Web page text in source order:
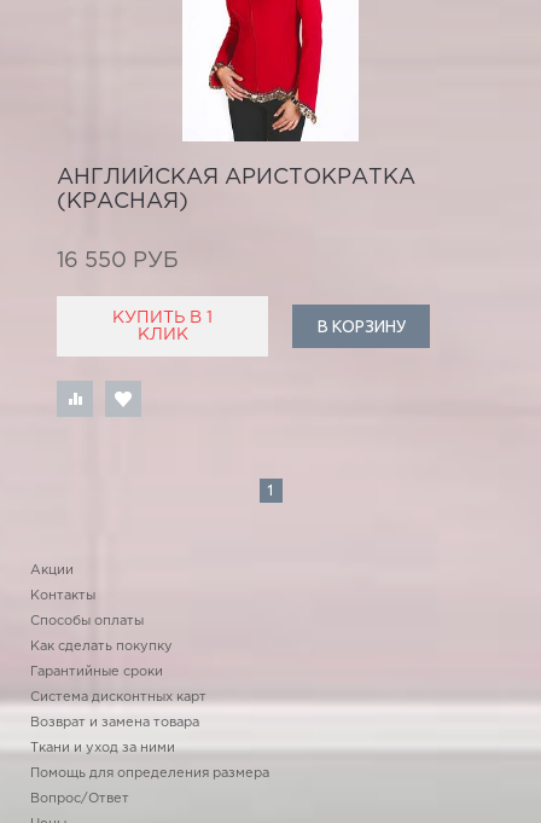
АНГЛИЙСКАЯ АРИСТОКРАТКА
(КРАСНАЯ)
16 550 РУБ
КУПИТЬ В 1
КЛИК
В КОРЗИНУ
1
Акции
Контакты
Способы оплаты
Как сделать покупку
Гарантийные сроки
Система дисконтных карт
Возврат и замена товара
Ткани и уход за ними
Помощь для определения размера
Вопрос/Ответ